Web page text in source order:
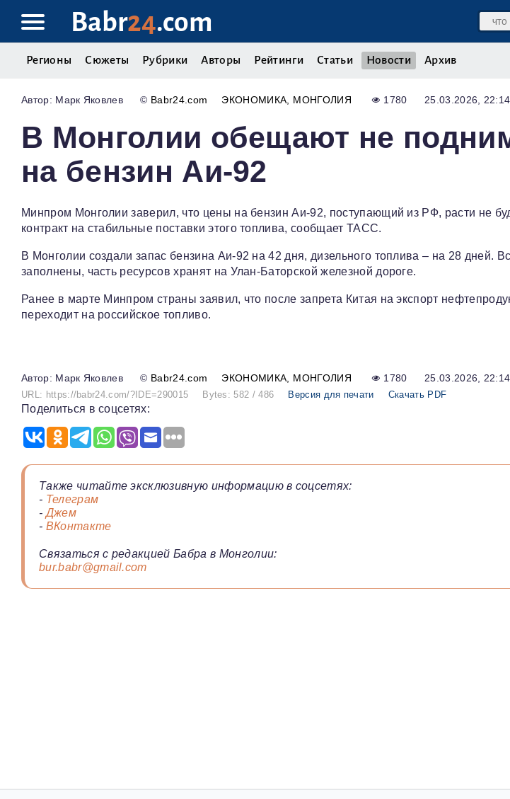
Babr24.com
Регионы Сюжеты Рубрики Авторы Рейтинги Статьи Новости Архив
Марк Яковлев © Babr24.com ЭКОНОМИКА МОНГОЛИЯ 1780 25.03.2026, 22:14
В Монголии обещают не
на бензин Аи-92
Минпром Монголии заверил, что цены на бензин Аи-92, поступающий из РФ, расти не
контракт на стабильные поставки этого топлива, сообщает ТАСС.
В Монголии создали запас бензина Аи-92 на 42 дня, дизельного топлива – на 28 дней.
заполнены, часть ресурсов хранят на Улан-Баторской железной дороге.
Ранее в марте Минпром страны заявил, что после запрета Китая на экспорт
переходит на российское топливо.
Марк Яковлев © Babr24.com ЭКОНОМИКА МОНГОЛИЯ 1780 25.03.2026, 22:14
URL: https://babr24.com/?IDE=290015 Bytes: 582 / 486 Версия для печати Скачать PDF
Поделиться в соцсетях:
Также читайте эксклюзивную информацию в соцсетях:
- Телеграм
-Джем
- ВКонтакте
Связаться с редакцией Бабра в Монголии:
bur.babr@gmail.com